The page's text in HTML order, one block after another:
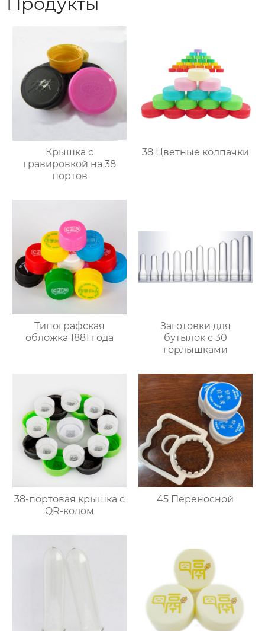
Крышка с
гравировкой на 38
портов
38 Цветные колпачки
Типографская
обложка 1881 года
Заготовки для
бутылок с 30
горлышками
38-портовая крышка с
QR-кодом
45 Переносной